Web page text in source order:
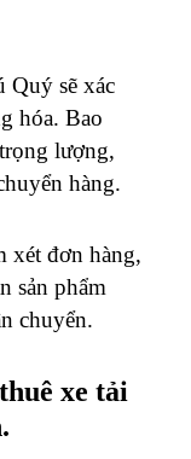
Quý sẽ xác
hóa. Bao
lượng,
hàng.
xét đơn hàng,
sản phẩm
chuyển.
xe tải